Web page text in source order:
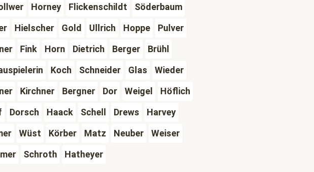
Horney Flickenschildt
Söderbaum
Hielscher Gold Ullrich Hoppe
Pulver
Fink Horn Dietrich Berger
Brühl
Koch Schneider Glas
Wieder
Kirchner Bergner Dor Weigel
Höflich
Dorsch Haack Schell Drews
Harvey
Wüst Körber Matz Neuber
Weiser
Schroth Hatheyer